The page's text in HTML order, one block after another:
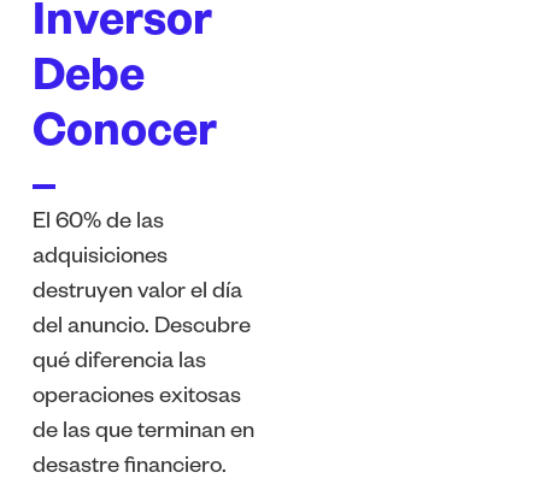
Inversor
Debe
Conocer
El 60% de las
adquisiciones
destruyen valor el día
del anuncio. Descubre
qué diferencia las
operaciones exitosas
de las que terminan en
desastre financiero.